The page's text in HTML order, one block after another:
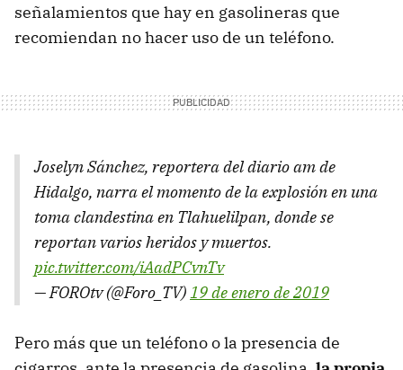
señalamientos que hay en gasolineras que
recomiendan no hacer uso de un teléfono.
Joselyn Sánchez, reportera del diario am de
Hidalgo, narra el momento de la explosión en una
toma clandestina en Tlahuelilpan, donde se
reportan varios heridos y muertos.
pic.twitter.com/iAadPCvnTv
— FOROtv (@Foro_TV)19 de enero de 2019
Pero más que un teléfono o la presencia de